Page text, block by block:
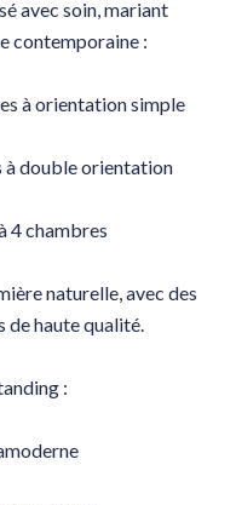
avec soin, mariant
contemporaine :
à orientation simple
à double orientation
4 chambres
naturelle, avec des
de haute qualité.
: